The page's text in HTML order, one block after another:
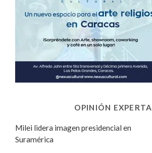
OPINIÓN EXPERTA
Milei lidera imagen presidencial en
Suramérica